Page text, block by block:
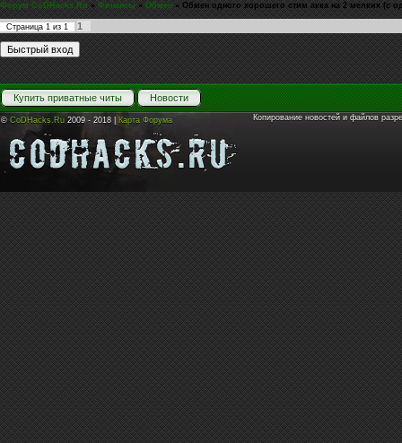
Форум CoDHacks.Ru » Финансы » Обмен » Обмен одного хорошего стим акка на 2 мелких (с
Страница 1 из 1 1
Купить приватные читы Новости
© CoDHacks.Ru 2009 - 2018 | Карта Форума Копирование новостей и файлов